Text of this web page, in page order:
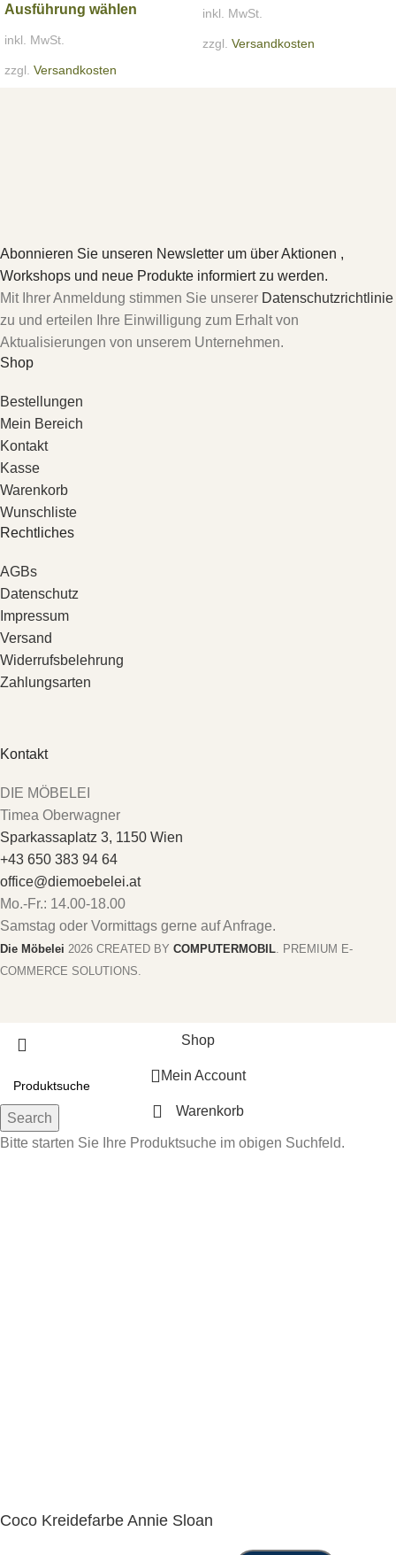
Ausführung wählen
inkl. MwSt.
zzgl. Versandkosten
inkl. MwSt.
zzgl. Versandkosten
Abonnieren Sie unseren Newsletter um über Aktionen ,
Workshops und neue Produkte informiert zu werden.
Mit Ihrer Anmeldung stimmen Sie unserer Datenschutzrichtlinie
zu und erteilen Ihre Einwilligung zum Erhalt von
Aktualisierungen von unserem Unternehmen.
Shop
Bestellungen
Mein Bereich
Kontakt
Kasse
Warenkorb
Wunschliste
Rechtliches
AGBs
Datenschutz
Impressum
Versand
Widerrufsbelehrung
Zahlungsarten
Kontakt
DIE MÖBELEI
Timea Oberwagner
Sparkassaplatz 3, 1150 Wien
+43 650 383 94 64
office@diemoebelei.at
Mo.-Fr.: 14.00-18.00
Samstag oder Vormittags gerne auf Anfrage.
Die Möbelei 2026 CREATED BY COMPUTERMOBIL . PREMIUM E-
COMMERCE SOLUTIONS.
Search
Bitte starten Sie Ihre Produktsuche im obigen Suchfeld.
Shop
Mein Account
Warenkorb
Coco Kreidefarbe Annie Sloan